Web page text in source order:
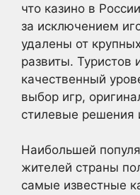
что казино в
за исключением
удалены от
развиты. Туристов
качественный
выбор игр,
стилевые решения
Наибольшей
жителей страны
самые известные